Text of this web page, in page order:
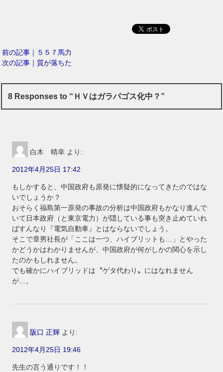
前の記事｜５５７馬力
次の記事｜質が落ちた
8 Responses to “ＨＶはガラパゴス化中？”
白木 晴幸 より:
2012年4月25日 17:42
もしかすると、中国政府も原発に懐疑的になってきたのではな
いでしょうか？
おそらく福島第一原発の事故の分析は中国政府もかなり進んで
いて日本政府（と東京電力）が隠している事も突き止めていれ
ばすんなり『電気自動車』とはならないでしょう。
そこで章男社長が「ここは一つ、ハイブリットも…」とやった
かどうかはわかりませんが、中国政府が何がしかの関心を示し
たのかもしれません。
でも確かにハイブリッドは〝ゲタ代わり〟にはなれません
が…。
阪口 正輝 より:
2012年4月25日 19:46
先生の言う通りです！！